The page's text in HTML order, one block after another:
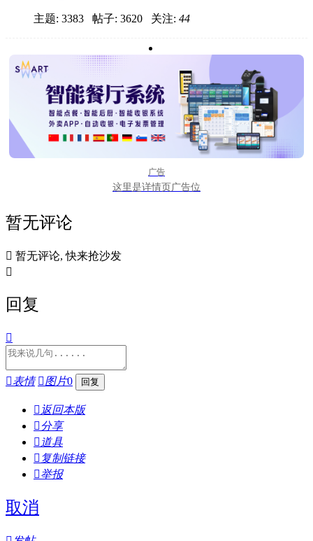
主题: 3383 帖子: 3620 关注: 44
广告
这里是详情页广告位
暂无评论
 暂无评论, 快来抢沙发

回复

表情 图片0
 返回本版
分享
 道具
 复制链接
举报
取消